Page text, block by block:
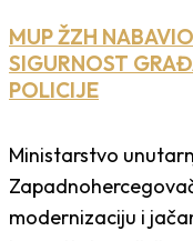
MUP ŽZH
SIGURNOST
POLICIJE
Ministarstvo
modernizaciju i